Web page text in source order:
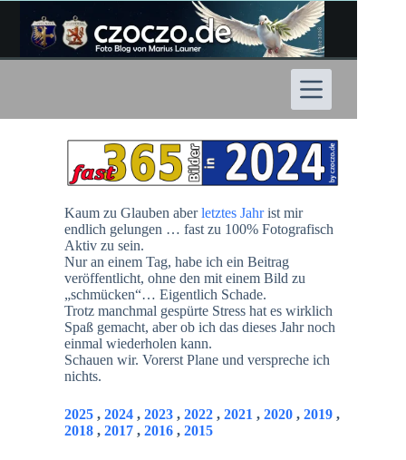
Inhalt
springen
Kaum zu Glauben aberletztes Jahrist mir
endlich gelungen … fast zu 100% Fotografisch
Aktiv zu sein.
Nur an einem Tag, habe ich ein Beitrag
veröffentlicht, ohne den mit einem Bild zu
„schmücken“… Eigentlich Schade.
Trotz manchmal gespürte Stress hat es wirklich
Spaß gemacht, aber ob ich das dieses Jahr noch
einmal wiederholen kann.
Schauen wir. Vorerst Plane und verspreche ich
nichts.
2025 ,2024 ,2023 ,2022 ,2021 ,2020 ,2019 ,
2018 ,2017 ,2016 ,2015